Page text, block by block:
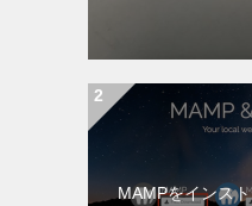
MAMPをインス